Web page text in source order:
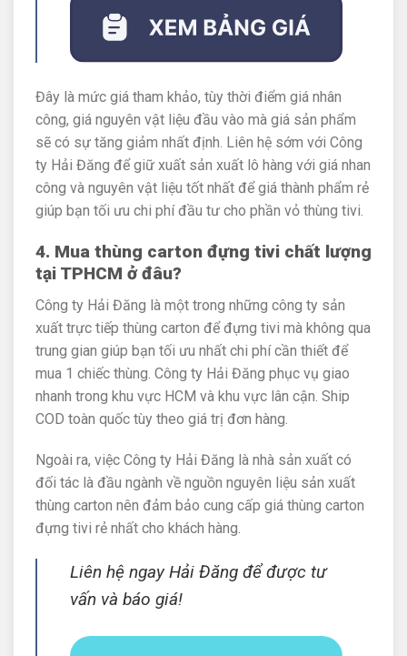
Đây là mức giá tham khảo, tùy thời điểm giá nhân
công, giá nguyên vật liệu đầu vào mà giá sản phẩm
sẽ có sự tăng giảm nhất định. Liên hệ sớm với Công
ty Hải Đăng để giữ xuất sản xuất lô hàng với giá nhan
công và nguyên vật liệu tốt nhất để giá thành phẩm rẻ
giúp bạn tối ưu chi phí đầu tư cho phần vỏ thùng tivi.
4. Mua thùng carton đựng tivi chất lượng
tại TPHCM ở đâu?
Công ty Hải Đăng là một trong những công ty sản
xuất trực tiếp thùng carton để đựng tivi mà không qua
trung gian giúp bạn tối ưu nhất chi phí cần thiết để
mua 1 chiếc thùng. Công ty Hải Đăng phục vụ giao
nhanh trong khu vực HCM và khu vực lân cận. Ship
COD toàn quốc tùy theo giá trị đơn hàng.
Ngoài ra, việc Công ty Hải Đăng là nhà sản xuất có
đối tác là đầu ngành về nguồn nguyên liệu sản xuất
thùng carton nên đảm bảo cung cấp giá thùng carton
đựng tivi rẻ nhất cho khách hàng.
Liên hệ ngay Hải Đăng để được tư
vấn và báo giá!